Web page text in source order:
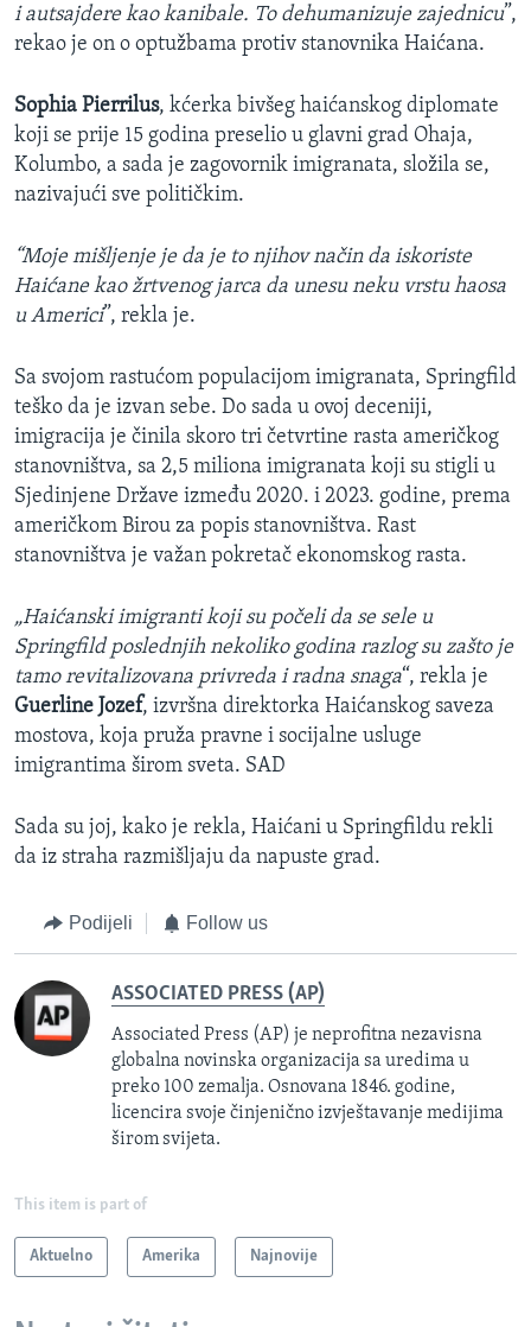
i autsajdere kao kanibale. To dehumanizuje zajednicu”,
rekao je on o optužbama protiv stanovnika Haićana.
Sophia Pierrilus, kćerka bivšeg haićanskog diplomate
koji se prije 15 godina preselio u glavni grad Ohaja,
Kolumbo, a sada je zagovornik imigranata, složila se,
nazivajući sve političkim.
“Moje mišljenje je da je to njihov način da iskoriste
Haićane kao žrtvenog jarca da unesu neku vrstu haosa
u Americi”, rekla je.
Sa svojom rastućom populacijom imigranata, Springfild
teško da je izvan sebe. Do sada u ovoj deceniji,
imigracija je činila skoro tri četvrtine rasta američkog
stanovništva, sa 2,5 miliona imigranata koji su stigli u
Sjedinjene Države između 2020. i 2023. godine, prema
američkom Birou za popis stanovništva. Rast
stanovništva je važan pokretač ekonomskog rasta.
„Haićanski imigranti koji su počeli da se sele u
Springfild poslednjih nekoliko godina razlog su zašto je
tamo revitalizovana privreda i radna snaga“, rekla je
Guerline Jozef, izvršna direktorka Haićanskog saveza
mostova, koja pruža pravne i socijalne usluge
imigrantima širom sveta. SAD
Sada su joj, kako je rekla, Haićani u Springfildu rekli
da iz straha razmišljaju da napuste grad.
Podijeli Follow us
ASSOCIATED PRESS (AP)
Associated Press (AP) je neprofitna nezavisna
globalna novinska organizacija sa uredima u
preko 100 zemalja. Osnovana 1846. godine,
licencira svoje činjenično izvještavanje medijima
širom svijeta.
This item is part of
Aktuelno Amerika Najnovije